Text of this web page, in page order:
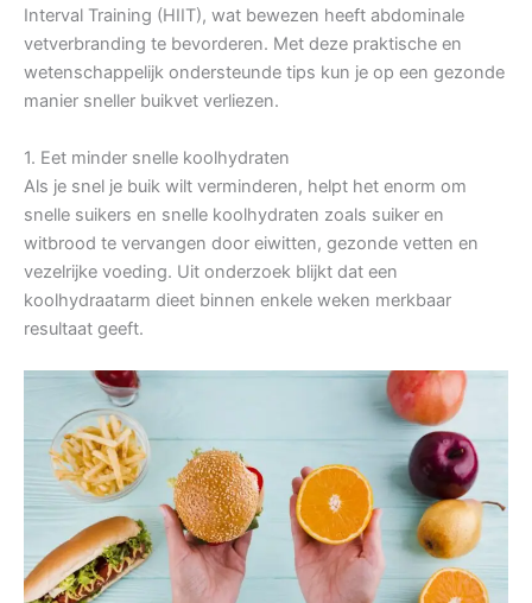
Interval Training (HIIT), wat bewezen heeft abdominale
vetverbranding te bevorderen. Met deze praktische en
wetenschappelijk ondersteunde tips kun je op een gezonde
manier sneller buikvet verliezen.
1. Eet minder snelle koolhydraten
Als je snel je buik wilt verminderen, helpt het enorm om
snelle suikers en snelle koolhydraten zoals suiker en
witbrood te vervangen door eiwitten, gezonde vetten en
vezelrijke voeding. Uit onderzoek blijkt dat een
koolhydraatarm dieet binnen enkele weken merkbaar
resultaat geeft.